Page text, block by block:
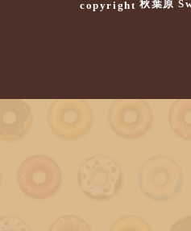
copyright 秋葉原